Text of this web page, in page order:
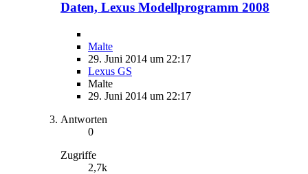
Daten, Lexus Modellprogramm 2008
Malte
29. Juni 2014 um 22:17
Lexus GS
Malte
29. Juni 2014 um 22:17
Antworten
0
Zugriffe
2,7k